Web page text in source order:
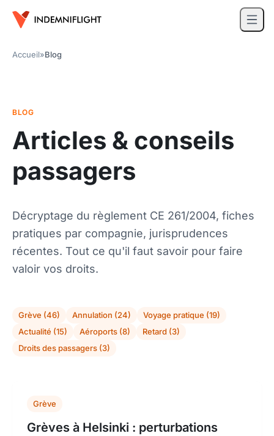
Accueil»Blog
BLOG
Articles & conseils
passagers
Décryptage du règlement CE 261/2004, fiches
pratiques par compagnie, jurisprudences
récentes. Tout ce qu'il faut savoir pour faire
valoir vos droits.
Grève (46) Annulation (24)
Voyage pratique (19)
Actualité (15)
Aéroports (8)
Retard (3)
Droits des passagers (3)
Grève
Grèves à Helsinki : perturbations